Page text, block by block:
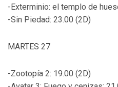
-Exterminio: el templo de
-Sin Piedad: 23.00 (2D)
MARTES 27
-Zootopía 2: 19.00 (2D)